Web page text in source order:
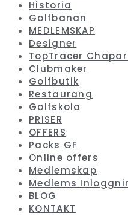
Historia
Golfbanan
MEDLEMSKAP
Designer
TopTracer
Clubmaker
Golfbutik
Restaurang
Golfskola
PRISER
OFFERS
Packs GF
Online offers
Medlemskap
Medlems
BLOG
KONTAKT